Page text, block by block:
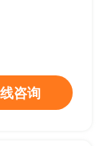
咨询